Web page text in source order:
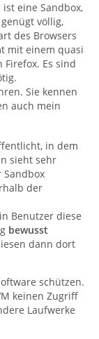
eine Sandbox,
völlig,
des Browsers
mit einem quasi
Es sind
Sie kennen
auch mein
in dem
sieht sehr
Sandbox
der
Benutzer diese
bewusst
dann dort
schützen.
keinen Zugriff
Laufwerke